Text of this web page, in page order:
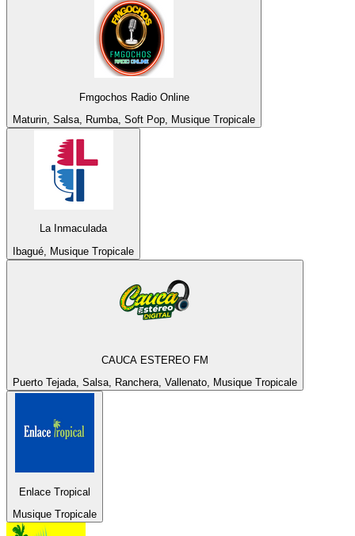
Fmgochos Radio Online
Maturin, Salsa, Rumba, Soft Pop, Musique Tropicale
La Inmaculada
Ibagué, Musique Tropicale
CAUCA ESTEREO FM
Puerto Tejada, Salsa, Ranchera, Vallenato, Musique Tropicale
Enlace Tropical
Musique Tropicale